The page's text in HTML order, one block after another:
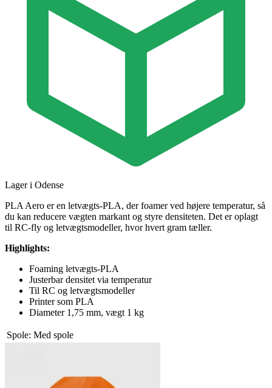
Lager i Odense
PLA Aero er en letvægts-PLA, der foamer ved højere temperatur, så
du kan reducere vægten markant og styre densiteten. Det er oplagt
til RC-fly og letvægtsmodeller, hvor hvert gram tæller.
Highlights:
Foaming letvægts-PLA
Justerbar densitet via temperatur
Til RC og letvægtsmodeller
Printer som PLA
Diameter 1,75 mm, vægt 1 kg
Spole: Med spole